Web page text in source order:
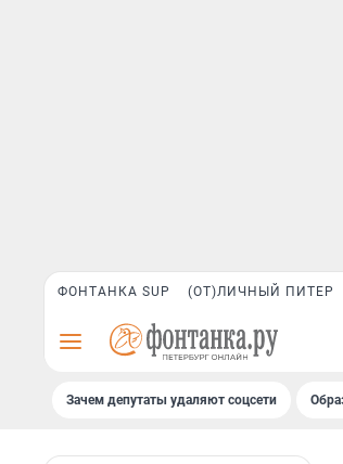
ФОНТАНКА SUP (ОТ)ЛИЧНЫЙ ПИТЕР
Зачем депутаты удаляют соцсети